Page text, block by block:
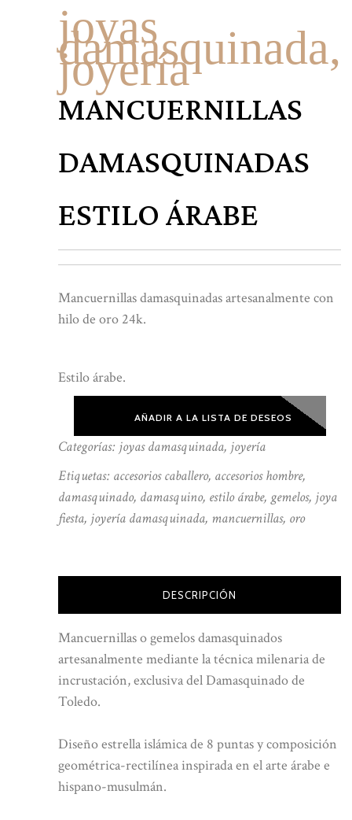
joyas
damasquinada,
joyería
MANCUERNILLAS
DAMASQUINADAS
ESTILO ÁRABE
Mancuernillas damasquinadas artesanalmente con
hilo de oro 24k.
Estilo árabe.
AÑADIR A LA LISTA DE DESEOS
Categorías: joyas damasquinada, joyería
Etiquetas: accesorios caballero, accesorios hombre,
damasquinado, damasquino, estilo árabe, gemelos, joya
fiesta, joyería damasquinada, mancuernillas, oro
DESCRIPCIÓN
Mancuernillas o gemelos damasquinados
artesanalmente mediante la técnica milenaria de
incrustación, exclusiva del Damasquinado de
Toledo.
Diseño estrella islámica de 8 puntas y composición
geométrica-rectilínea inspirada en el arte árabe e
hispano-musulmán.